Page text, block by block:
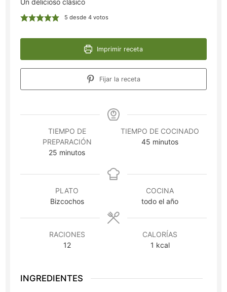
5 desde4 votos
Imprimir receta
Fijar la receta
TIEMPO DE
PREPARACIÓN
25 minutos
minutos
TIEMPO DE COCINADO
45 minutos
minutos
PLATO
Bizcochos
COCINA
todo el año
RACIONES
12
CALORÍAS
1 kcal
INGREDIENTES